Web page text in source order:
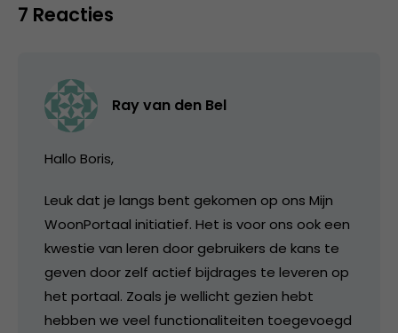
7 Reacties
Ray van den Bel
Hallo Boris,
Leuk dat je langs bent gekomen op ons Mijn
WoonPortaal initiatief. Het is voor ons ook een
kwestie van leren door gebruikers de kans te
geven door zelf actief bijdrages te leveren op
het portaal. Zoals je wellicht gezien hebt
hebben we veel functionaliteiten toegevoegd